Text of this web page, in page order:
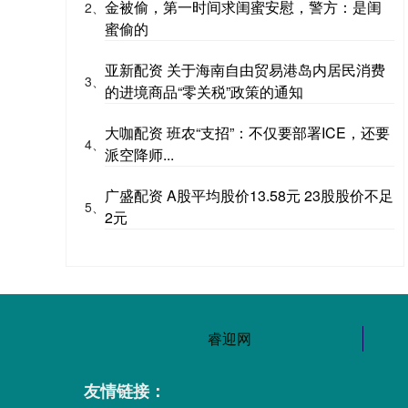
2、 金被偷，第一时间求闺蜜安慰，警方：是闺
蜜偷的
3、
亚新配资 关于海南自由贸易港岛内居民消费
的进境商品“零关税”政策的通知
4、
大咖配资 班农“支招”：不仅要部署ICE，还要
派空降师...
5、
广盛配资 A股平均股价13.58元 23股股价不足
2元
睿迎网
友情链接：